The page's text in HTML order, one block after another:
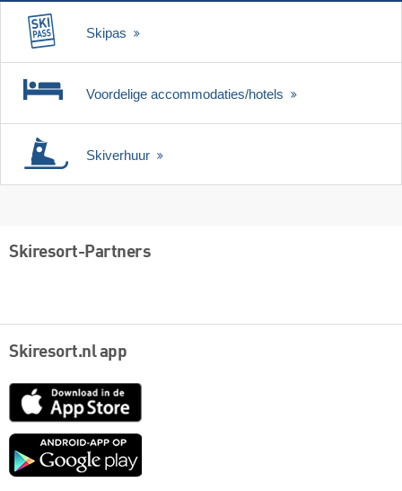
Skipas
Voordelige accommodaties/hotels
Skiverhuur
Skiresort-Partners
Skiresort.nl app
App
Google